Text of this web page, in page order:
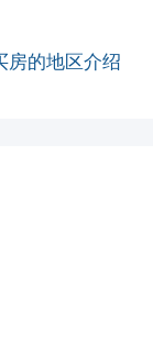
房的地区介绍